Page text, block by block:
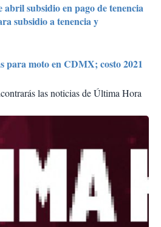
subsidio en pago de tenencia
subsidio a tenencia y
para moto en CDMX; costo 2021
las noticias de Última Hora